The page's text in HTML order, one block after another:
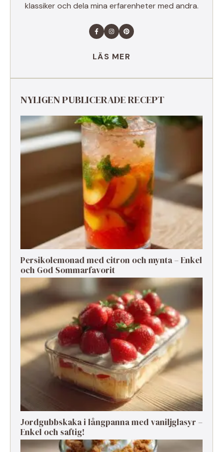
klassiker och dela mina erfarenheter med andra.
LÄS MER
NYLIGEN PUBLICERADE RECEPT
Persikolemonad med citron och mynta – Enkel
och God Sommarfavorit
Jordgubbskaka i långpanna med vaniljglasyr –
Enkel och saftig!